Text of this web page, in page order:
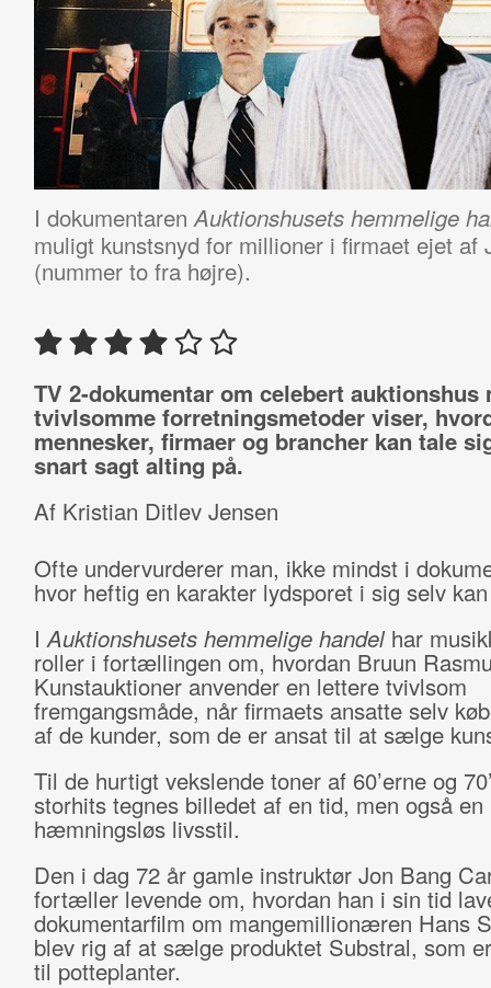
I dokumentarenAuktionshusets hemmelige
muligt kunstsnyd for millioner i firmaet ejet af
(nummer to fra højre).
TV 2-dokumentar om celebert auktionshus
tvivlsomme forretningsmetoder viser,
mennesker, firmaer og brancher kan tale
snart sagt alting på.
Af Kristian Ditlev Jensen
Ofte undervurderer man, ikke mindst i
hvor heftig en karakter lydsporet i sig selv
IAuktionshusets hemmelige handel har
roller i fortællingen om, hvordan Bruun
Kunstauktioner anvender en lettere tvivlsom
fremgangsmåde, når firmaets ansatte selv
af de kunder, som de er ansat til at sælge
Til de hurtigt vekslende toner af 60’erne og
storhits tegnes billedet af en tid, men også en
hæmningsløs livsstil.
Den i dag 72 år gamle instruktør Jon Bang
fortæller levende om, hvordan han i sin tid
dokumentarfilm om mangemillionæren Hans
blev rig af at sælge produktet Substral, som
til potteplanter.